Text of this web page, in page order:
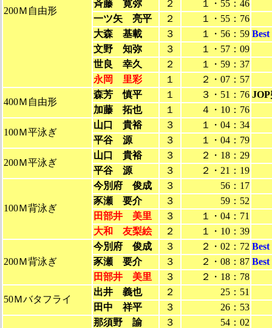
200Ｍ自由形
斉藤 寛弥
２
１・55：46
一ツ矢 亮平
２
１・55：76
大森 基載
３ １・56：59 Best
文野 知弥
３
１・57：09
世良 幸久
２
１・59：37
永岡 里彩
１ ２・07：57
400Ｍ自由形
森芳 慎平 １ ３・51：76
加藤 拓也
１ ４・10：76
100Ｍ平泳ぎ
山口 貴裕 ３
１・04：34
平谷 源
３ １・04：79
200Ｍ平泳ぎ
山口 貴裕 ３
２・18：29
平谷 源
３ ２・21：19
100Ｍ背泳ぎ
今別府 俊成 ３
56：17
豕瀬 要介
３
59：52
田部井 美里
３
１・04：71
大和 友梨絵
２ １・10：39
200Ｍ背泳ぎ
今別府 俊成 ３ ２・02：72 Best
豕瀬 要介
３ ２・08：87 Best
田部井 美里
３ ２・18：78
50Ｍバタフライ
出井 義也 ２
25：51
田中 祥平
３ 26：53
那須野 諭 ３
54：02